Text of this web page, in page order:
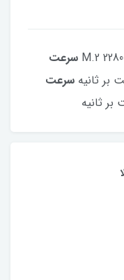
سرعت
سرعت